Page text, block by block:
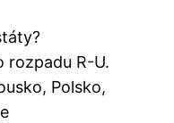
rozpadu R-U.
Polsko,